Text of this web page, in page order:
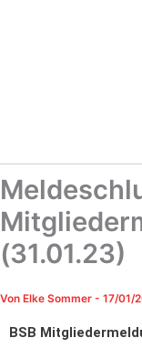
(31.01.23)
Von Elke Sommer - 17/01/
BSB